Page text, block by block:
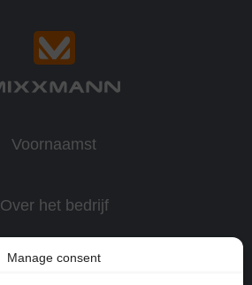
Voornaamst
Over het bedrijf
Productie
Manage consent